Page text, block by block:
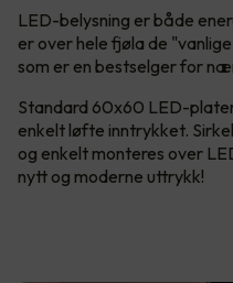
LED-belysning er både
er over hele fjøla de
som er en bestselger for
Standard 60x60 LED-
enkelt løfte inntrykket.
og enkelt monteres over
nytt og moderne uttrykk!